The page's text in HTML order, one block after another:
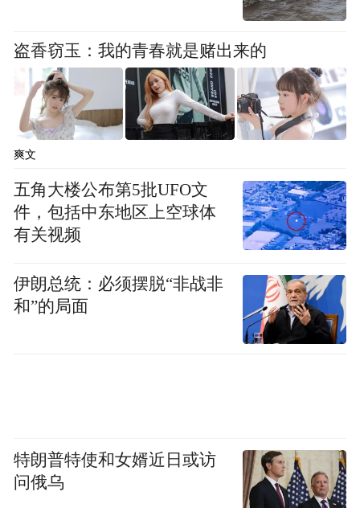
盗香窃玉：我的青春就是赌出来的
爽文
五角大楼公布第5批UFO文
件，包括中东地区上空球体
有关视频
伊朗总统：必须摆脱“非战非
和”的局面
特朗普特使和女婿近日或访
问俄乌